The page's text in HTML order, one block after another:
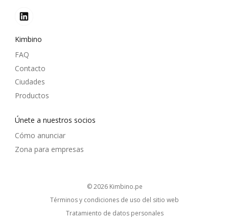
Kimbino
FAQ
Contacto
Ciudades
Productos
Únete a nuestros socios
Cómo anunciar
Zona para empresas
© 2026 kimbino.pe
Términos y condiciones de uso del sitio web
Tratamiento de datos personales